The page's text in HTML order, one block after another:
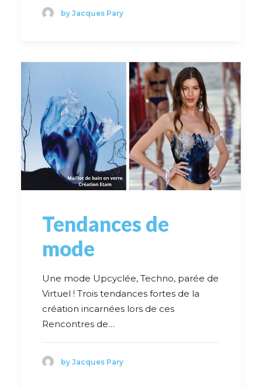
by Jacques Pary
Tendances de
mode
Une mode Upcyclée, Techno, parée de
Virtuel ! Trois tendances fortes de la
création incarnées lors de ces
Rencontres de…
by Jacques Pary